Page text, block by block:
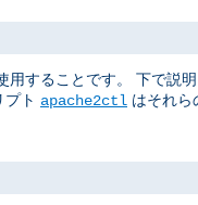
用することです。 下で説明
ト apache2ctl はそれら